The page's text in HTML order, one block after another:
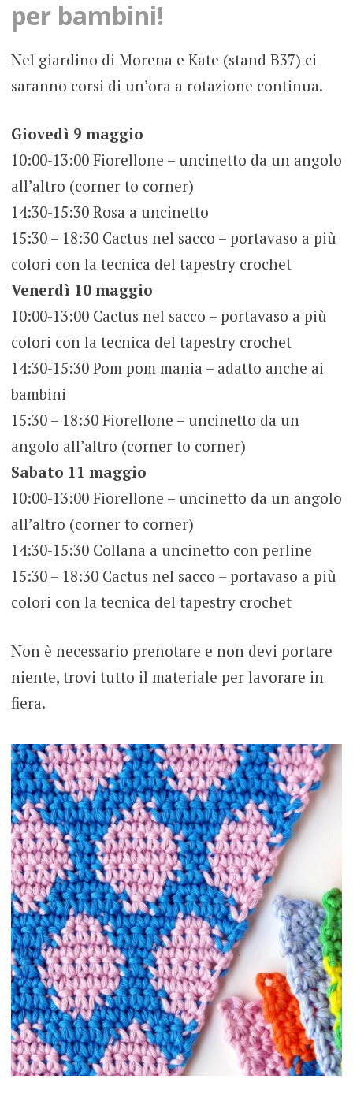
per bambini!
Nel giardino di Morena e Kate (stand B37) ci
saranno corsi di un’ora a rotazione continua.
Giovedì 9 maggio
10:00-13:00 Fiorellone – uncinetto da un angolo
all’altro (corner to corner)
14:30-15:30 Rosa a uncinetto
15:30 – 18:30 Cactus nel sacco – portavaso a più
colori con la tecnica del tapestry crochet
Venerdì 10 maggio
10:00-13:00 Cactus nel sacco – portavaso a più
colori con la tecnica del tapestry crochet
14:30-15:30 Pom pom mania – adatto anche ai
bambini
15:30 – 18:30 Fiorellone – uncinetto da un
angolo all’altro (corner to corner)
Sabato 11 maggio
10:00-13:00 Fiorellone – uncinetto da un angolo
all’altro (corner to corner)
14:30-15:30 Collana a uncinetto con perline
15:30 – 18:30 Cactus nel sacco – portavaso a più
colori con la tecnica del tapestry crochet
Non è necessario prenotare e non devi portare
niente, trovi tutto il materiale per lavorare in
fiera.